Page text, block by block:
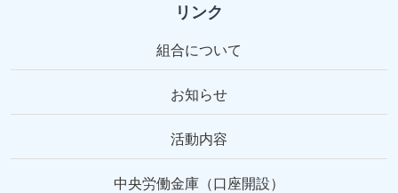
リンク
組合について
お知らせ
活動内容
中央労働金庫（口座開設）